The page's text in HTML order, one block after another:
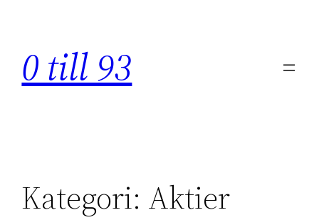
innehåll
0 till 93
Kategori: Aktier